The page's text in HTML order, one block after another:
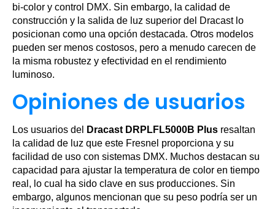
bi-color y control DMX. Sin embargo, la calidad de
construcción y la salida de luz superior del Dracast lo
posicionan como una opción destacada. Otros modelos
pueden ser menos costosos, pero a menudo carecen de
la misma robustez y efectividad en el rendimiento
luminoso.
Opiniones de usuarios
Los usuarios del Dracast DRPLFL5000B Plus resaltan
la calidad de luz que este Fresnel proporciona y su
facilidad de uso con sistemas DMX. Muchos destacan su
capacidad para ajustar la temperatura de color en tiempo
real, lo cual ha sido clave en sus producciones. Sin
embargo, algunos mencionan que su peso podría ser un